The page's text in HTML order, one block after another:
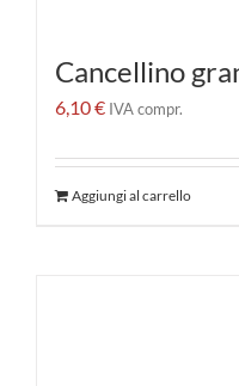
Cancellino
6,10€ IVA compr.
Aggiungi al carrello